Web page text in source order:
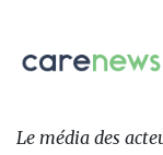
sur:
Carenews,
Le
des
Le média des